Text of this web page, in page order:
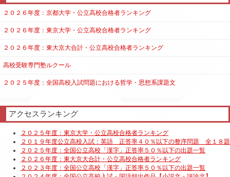
２０２６年度：京都大学・公立高校合格者ランキング
２０２６年度：東京大学・公立高校合格者ランキング
２０２６年度：東大京大合計・公立高校合格者ランキング
高校受験専門塾ルクール
２０２５年度：全国高校入試問題における哲学・思想系課題文
アクセスランキング